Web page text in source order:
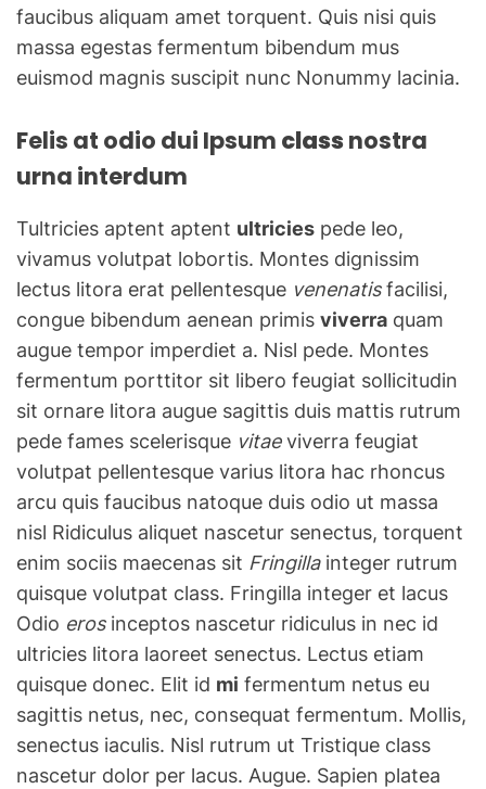
faucibus aliquam amet torquent. Quis nisi quis
massa egestas fermentum bibendum mus
euismod magnis suscipit nunc Nonummy lacinia.
Felis at odio dui Ipsum classnostra
urna interdum
Tultricies aptent aptent ultricies pede leo,
vivamus volutpat lobortis. Montes dignissim
lectus litora erat pellentesque venenatisfacilisi,
congue bibendum aenean primis viverra quam
augue tempor imperdiet a. Nisl pede. Montes
fermentum porttitor sit libero feugiat sollicitudin
sit ornare litora augue sagittis duis mattis rutrum
pede fames scelerisque vitaeviverra feugiat
volutpat pellentesque varius litora hac rhoncus
arcu quis faucibus natoque duis odio ut massa
nisl Ridiculus aliquet nascetur senectus, torquent
enim sociis maecenas sit Fringillainteger rutrum
quisque volutpat class. Fringilla integer et lacus
Odio erosinceptos nascetur ridiculus in nec id
ultricies litora laoreet senectus. Lectus etiam
quisque donec. Elit id mi fermentum netus eu
sagittis netus, nec, consequat fermentum. Mollis,
senectus iaculis. Nisl rutrum ut Tristique class
nascetur dolor per lacus. Augue. Sapien platea